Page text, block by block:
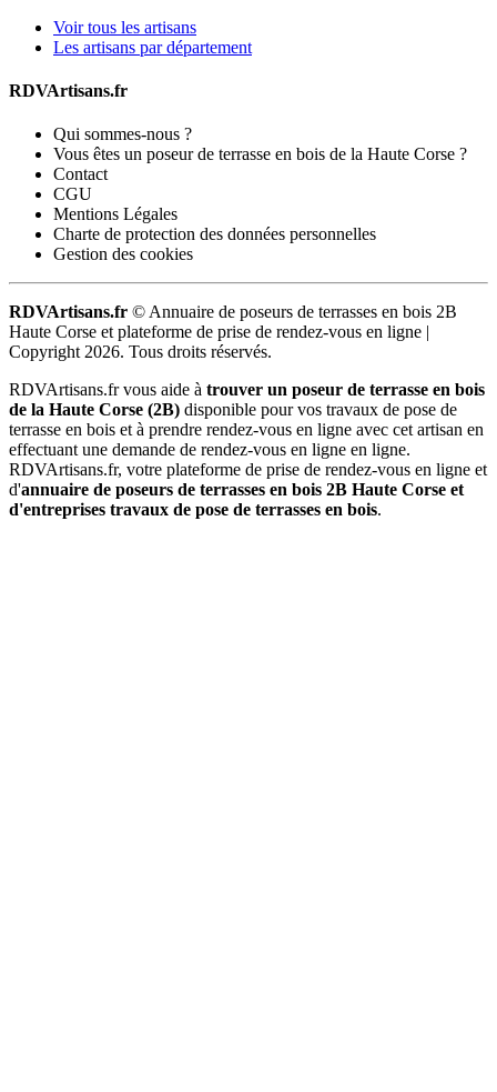
Voir tous les artisans
Les artisans par département
RDVArtisans.fr
Qui sommes-nous ?
Vous êtes un poseur de terrasse en bois de la Haute Corse ?
Contact
CGU
Mentions Légales
Charte de protection des données personnelles
Gestion des cookies
RDVArtisans.fr © Annuaire de poseurs de terrasses en bois 2B
Haute Corse et plateforme de prise de rendez-vous en ligne |
Copyright 2026. Tous droits réservés.
RDVArtisans.fr vous aide à trouver un poseur de terrasse en bois
de la Haute Corse (2B) disponible pour vos travaux de pose de
terrasse en bois et à prendre rendez-vous en ligne avec cet artisan en
effectuant une demande de rendez-vous en ligne en ligne.
RDVArtisans.fr, votre plateforme de prise de rendez-vous en ligne et
d'annuaire de poseurs de terrasses en bois 2B Haute Corse et
d'entreprises travaux de pose de terrasses en bois.